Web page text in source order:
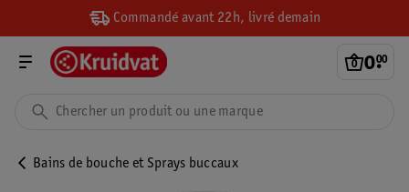
Commandé avant 22h, livré demain
0.
00
Bains de bouche et Sprays buccaux